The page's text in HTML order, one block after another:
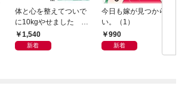
体と心を整えてついで
に10kgやせました 整
形外科に行ったら人生
が変わった話
1,540
新着
今日も嫁が見つからな
い。（1）
990
新着